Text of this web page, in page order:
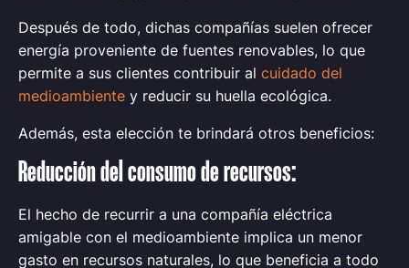
Después de todo, dichas compañías suelen ofrecer
energía proveniente de fuentes renovables, lo que
permite a sus clientes contribuir al cuidado del
medioambiente y reducir su huella ecológica.
Además, esta elección te brindará otros beneficios:
Reducción del consumo de recursos:
El hecho de recurrir a una compañía eléctrica
amigable con el medioambiente implica un menor
gasto en recursos naturales, lo que beneficia a todo